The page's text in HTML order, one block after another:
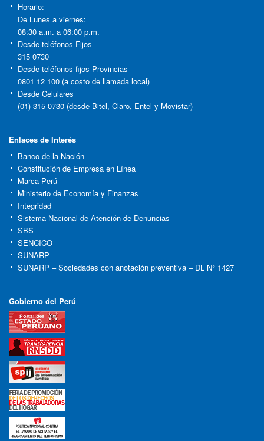
Horario:
De Lunes a viernes:
08:30 a.m. a 06:00 p.m.
Desde teléfonos Fijos
315 0730
Desde teléfonos fijos Provincias
0801 12 100 (a costo de llamada local)
Desde Celulares
(01) 315 0730 (desde Bitel, Claro, Entel y Movistar)
Enlaces de Interés
Banco de la Nación
Constitución de Empresa en Línea
Marca Perú
Ministerio de Economía y Finanzas
Integridad
Sistema Nacional de Atención de Denuncias
SBS
SENCICO
SUNARP
SUNARP – Sociedades con anotación preventiva – DL N° 1427
Gobierno del Perú